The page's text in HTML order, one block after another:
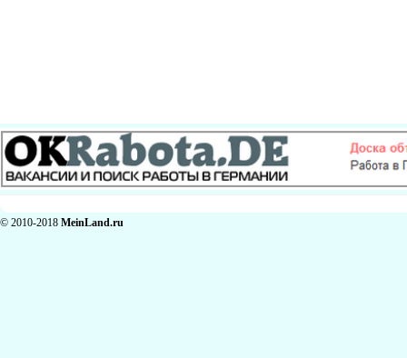
© 2010-2018 MeinLand.ru